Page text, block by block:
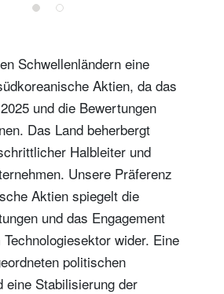
Schwellenländern eine
Aktien, da das
und die Bewertungen
Das Land beherbergt
Halbleiter und
Unsere Präferenz
Aktien spiegelt die
und das Engagement
wider. Eine
politischen
eine Stabilisierung der